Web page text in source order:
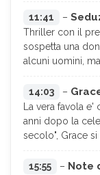
11:41 –
Thriller con il
sospetta una
alcuni uomini,
14:03 –
La vera favola e'
anni dopo la
secolo", Grace si
15:55 – Note